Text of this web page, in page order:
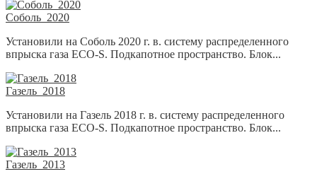
Соболь_2020
Установили на Соболь 2020 г. в. систему распределенного
впрыска газа ECO-S. Подкапотное пространство. Блок...
Газель_2018
Установили на Газель 2018 г. в. систему распределенного
впрыска газа ECO-S. Подкапотное пространство. Блок...
Газель_2013